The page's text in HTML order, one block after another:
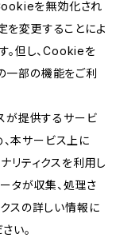
を無効化され
を変更することによ
。但し、Cookieを
一部の機能をご利
スが提供するサービ
本サービス上に
ティクスを利用し
タが収集、処理さ
スの詳しい情報に
い。